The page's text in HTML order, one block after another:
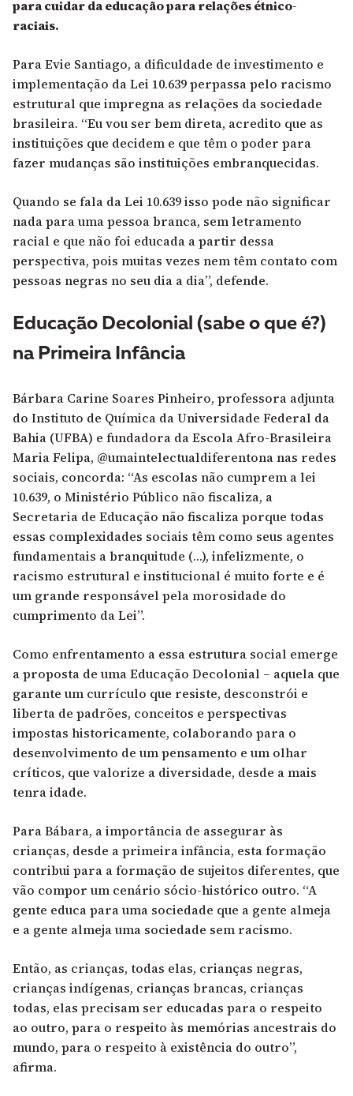
para cuidar da educação para relações étnico-
raciais.
Para Evie Santiago, a dificuldade de investimento e
implementação da Lei 10.639 perpassa pelo racismo
estrutural que impregna as relações da sociedade
brasileira. “Eu vou ser bem direta, acredito que as
instituições que decidem e que têm o poder para
fazer mudanças são instituições embranquecidas.
Quando se fala da Lei 10.639 isso pode não significar
nada para uma pessoa branca, sem letramento
racial e que não foi educada a partir dessa
perspectiva, pois muitas vezes nem têm contato com
pessoas negras no seu dia a dia”, defende.
Educação Decolonial (sabe o que é?)
na Primeira Infância
Bárbara Carine Soares Pinheiro, professora adjunta
do Instituto de Química da Universidade Federal da
Bahia (UFBA) e fundadora da Escola Afro-Brasileira
Maria Felipa, @umaintelectualdiferentona nas redes
sociais, concorda: “As escolas não cumprem a lei
10.639, o Ministério Público não fiscaliza, a
Secretaria de Educação não fiscaliza porque todas
essas complexidades sociais têm como seus agentes
fundamentais a branquitude (…), infelizmente, o
racismo estrutural e institucional é muito forte e é
um grande responsável pela morosidade do
cumprimento da Lei”.
Como enfrentamento a essa estrutura social emerge
a proposta de uma Educação Decolonial – aquela que
garante um currículo que resiste, desconstrói e
liberta de padrões, conceitos e perspectivas
impostas historicamente, colaborando para o
desenvolvimento de um pensamento e um olhar
críticos, que valorize a diversidade, desde a mais
tenra idade.
Para Bábara, aimportância de assegurar às
crianças, desde a primeira infância, esta formação
contribui para a formação de sujeitos diferentes, que
vão compor um cenário sócio-histórico outro. “A
gente educa para uma sociedade que a gente almeja
e a gente almeja uma sociedade sem racismo.
Então, as crianças, todas elas, crianças negras,
crianças indígenas, crianças brancas, crianças
todas, elas precisam ser educadas para o respeito
ao outro, para o respeito às memórias ancestrais do
mundo, para o respeito à existência do outro”,
afirma.